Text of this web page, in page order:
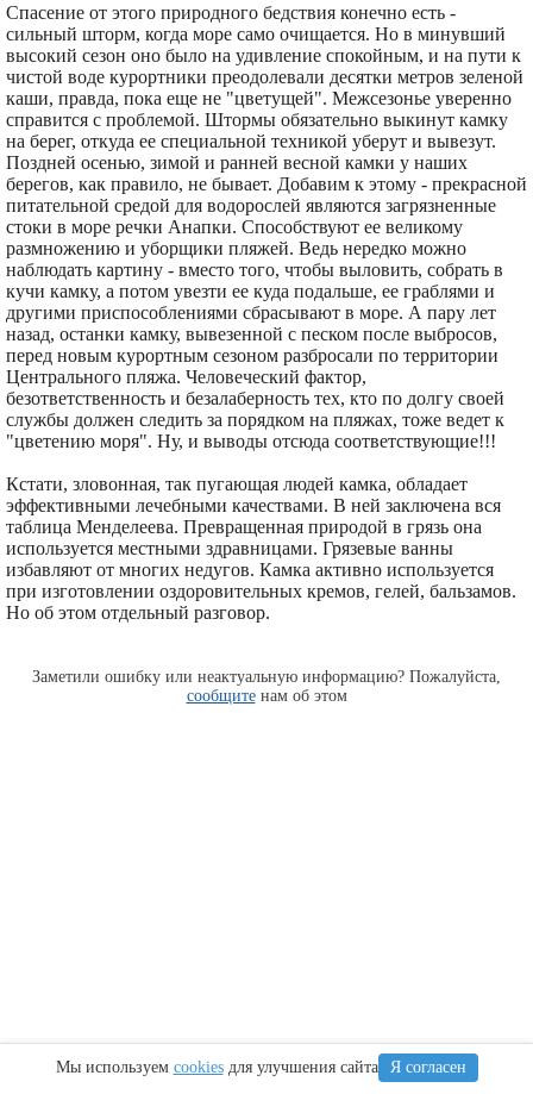
Спасение от этого природного бедствия конечно есть -
сильный шторм, когда море само очищается. Но в минувший
высокий сезон оно было на удивление спокойным, и на пути к
чистой воде курортники преодолевали десятки метров зеленой
каши, правда, пока еще не "цветущей". Межсезонье уверенно
справится с проблемой. Штормы обязательно выкинут камку
на берег, откуда ее специальной техникой уберут и вывезут.
Поздней осенью, зимой и ранней весной камки у наших
берегов, как правило, не бывает. Добавим к этому - прекрасной
питательной средой для водорослей являются загрязненные
стоки в море речки Анапки. Способствуют ее великому
размножению и уборщики пляжей. Ведь нередко можно
наблюдать картину - вместо того, чтобы выловить, собрать в
кучи камку, а потом увезти ее куда подальше, ее граблями и
другими приспособлениями сбрасывают в море. А пару лет
назад, останки камку, вывезенной с песком после выбросов,
перед новым курортным сезоном разбросали по территории
Центрального пляжа. Человеческий фактор,
безответственность и безалаберность тех, кто по долгу своей
службы должен следить за порядком на пляжах, тоже ведет к
"цветению моря". Ну, и выводы отсюда соответствующие!!!
Кстати, зловонная, так пугающая людей камка, обладает
эффективными лечебными качествами. В ней заключена вся
таблица Менделеева. Превращенная природой в грязь она
используется местными здравницами. Грязевые ванны
избавляют от многих недугов. Камка активно используется
при изготовлении оздоровительных кремов, гелей, бальзамов.
Но об этом отдельный разговор.
Заметили ошибку или неактуальную информацию? Пожалуйста,
сообщитенам об этом
ИнформацияСочи Крым Регионы
Мы используем cookiesдля улучшения сайта Я согласен